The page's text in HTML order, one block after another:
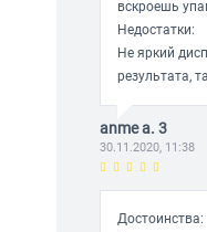
вскроешь
Недостатки:
Не яркий
результата,
anme a. 3
30.11.2020, 11:38
Достоинства: